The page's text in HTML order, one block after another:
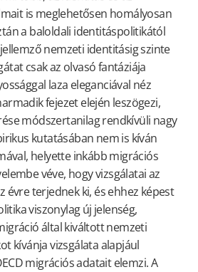
is meglehetősen homályosan
a baloldali identitáspolitikától
nemzeti identitásig szinte
csak az olvasó fantáziája
laza eleganciával néz
fejezet elején leszögezi,
módszertanilag rendkívüli nagy
kutatásában nem is kíván
helyette inkább migrációs
véve, hogy vizsgálatai az
évre terjednek ki, és ehhez képest
viszonylag új jelenség,
által kiváltott nemzeti
kívánja vizsgálata alapjául
migrációs adatait elemzi. A